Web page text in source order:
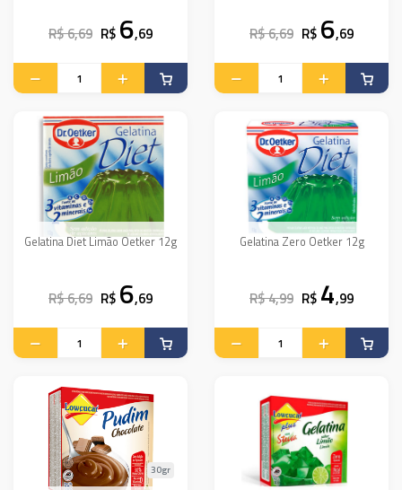
R$ 6,69 R$ 6,69 R$ 6,69 R$ 6,69
Gelatina Diet Limão Oetker 12g
R$ 6,69 R$ 6,69
Gelatina Zero Oetker 12g
R$ 4,99 R$ 4,99
30gr